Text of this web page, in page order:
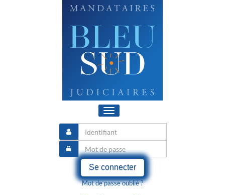
Toggle
navigation
Se connecter
Mot de passe oublié ?